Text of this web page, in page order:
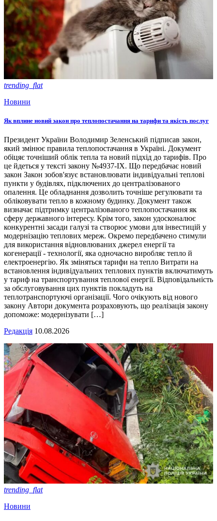
trending_flat
Новини
Як вплине новий закон про теплопостачання на тарифи та якість послуг
Президент України Володимир Зеленський підписав закон,
який змінює правила теплопостачання в Україні. Документ
обіцяє точніший облік тепла та новий підхід до тарифів. Про
це йдеться у тексті закону №4937-ІХ. Що передбачає новий
закон Закон зобов'язує встановлювати індивідуальні теплові
пункти у будівлях, підключених до централізованого
опалення. Це обладнання дозволить точніше регулювати та
обліковувати тепло в кожному будинку. Документ також
визначає підтримку централізованого теплопостачання як
сферу державного інтересу. Крім того, закон удосконалює
конкурентні засади галузі та створює умови для інвестицій у
модернізацію теплових мереж. Окремо передбачено стимули
для використання відновлюваних джерел енергії та
когенерації - технології, яка одночасно виробляє тепло й
електроенергію. Як зміняться тарифи на тепло Витрати на
встановлення індивідуальних теплових пунктів включатимуть
у тариф на транспортування теплової енергії. Відповідальність
за обслуговування цих пунктів покладуть на
теплотранспортуючі організації. Чого очікують від нового
закону Автори документа розраховують, що реалізація закону
допоможе: модернізувати […]
Редакція 10.08.2026
trending_flat
Новини